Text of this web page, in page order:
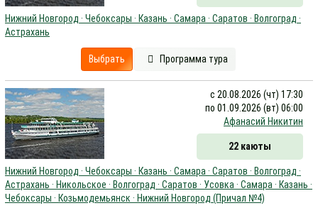
Нижний Новгород · Чебоксары · Казань · Самара · Саратов · Волгоград ·
Астрахань
Выбрать Программа тура
с 20.08.2026 (чт) 17:30
по 01.09.2026 (вт) 06:00
Афанасий Никитин
22 каюты
Нижний Новгород · Чебоксары · Казань · Самара · Саратов · Волгоград ·
Астрахань · Никольское · Волгоград · Саратов · Усовка · Самара · Казань ·
Чебоксары · Козьмодемьянск · Нижний Новгород (Причал №4)